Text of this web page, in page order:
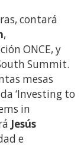
contará
,
ONCE, y
Summit.
mesas
‘Investing to
in
Jesús
e